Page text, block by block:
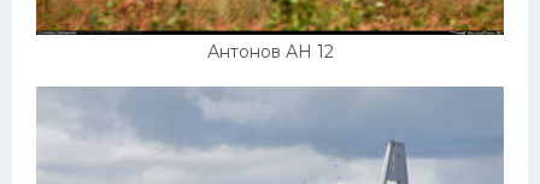
Антонов АН 12
Опель